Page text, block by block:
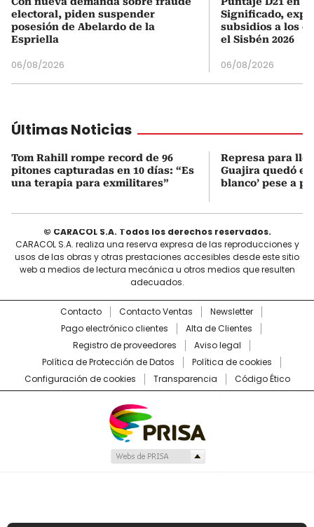
electoral, piden suspender
posesión de Abelardo de la
Espriella
06/08/2026
Significado,
subsidios a los
el Sisbén 2026
06/08/2026
Últimas Noticias
Tom Rahill rompe record de 96
pitones capturadas en 10 días: “Es
una terapia para exmilitares”
Represa para
Guajira quedó en
blanco’ pese a
© CARACOL S.A. Todos los derechos reservados.
CARACOL S.A. realiza una reserva expresa de las reproducciones y
usos de las obras y otras prestaciones accesibles desde este sitio
web a medios de lectura mecánica u otros medios que resulten
adecuados.
Contacto Contacto Ventas
Newsletter
Pago electrónico clientes
Alta de Clientes
Registro de proveedores
Aviso legal
Política de Protección de Datos
Política de cookies
Configuración de cookies
Transparencia Código Ético